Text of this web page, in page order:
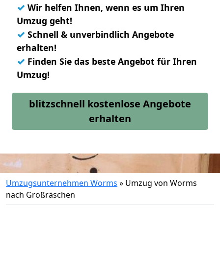
✓ Wir helfen Ihnen, wenn es um Ihren
Umzug geht!
✓ Schnell & unverbindlich Angebote
erhalten!
✓ Finden Sie das beste Angebot für Ihren
Umzug!
blitzschnell kostenlose Angebote
erhalten
Umzugsunternehmen Worms » Umzug von Worms
nach Großräschen